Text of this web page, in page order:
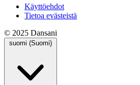
Käyttöehdot
Tietoa evästeistä
© 2025 Dansani
suomi (Suomi)